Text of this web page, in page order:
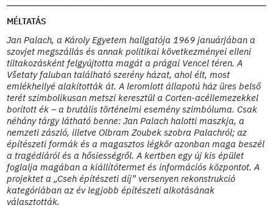
MÉLTATÁS
Jan Palach, a Károly Egyetem hallgatója 1969 januárjában a
szovjet megszállás és annak politikai következményei elleni
tiltakozásként felgyújtotta magát a prágai Vencel téren. A
Všetaty faluban található szerény házat, ahol élt, most
emlékhellyé alakították át. A leromlott állapotú ház üres belső
terét szimbolikusan metszi keresztül a Corten-acéllemezekkel
borított ék – a brutális történelmi esemény szimbóluma. Csak
néhány tárgy látható benne: Jan Palach halotti maszkja, a
nemzeti zászló, illetve Olbram Zoubek szobra Palachról; az
építészeti formák és a magasztos légkör azonban maga beszél
a tragédiáról és a hősiességről. A kertben egy új kis épület
foglalja magában a kiállítótermet és információs központot. A
projektet a „Cseh építészeti díj” versenyen rekonstrukció
kategóriában az év legjobb építészeti alkotásának
választották.